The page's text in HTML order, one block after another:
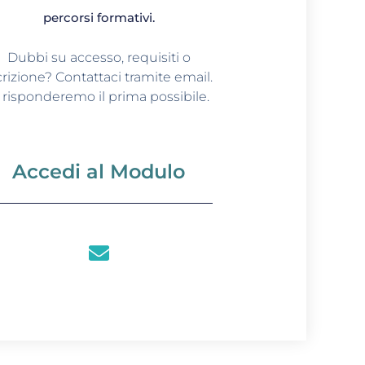
percorsi formativi.
Dubbi su accesso, requisiti o
Contattaci tramite email.
risponderemo il prima possibile.
Accedi al Modulo